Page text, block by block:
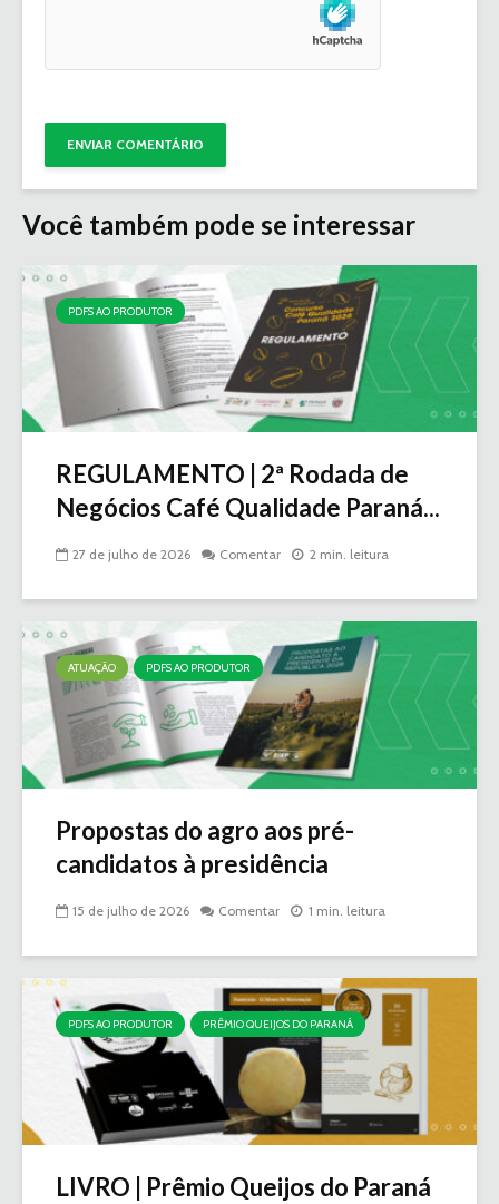
Você também pode se interessar
PDFS AO PRODUTOR
REGULAMENTO | 2ª Rodada de
Negócios Café Qualidade Paraná...
27 de julho de 2026 Comentar 2 min. leitura
ATUAÇÃO PDFS AO PRODUTOR
Propostas do agro aos pré-
candidatos à presidência
15 de julho de 2026 Comentar 1 min. leitura
PDFS AO PRODUTOR PRÊMIO QUEIJOS DO PARANÁ
LIVRO | Prêmio Queijos do Paraná